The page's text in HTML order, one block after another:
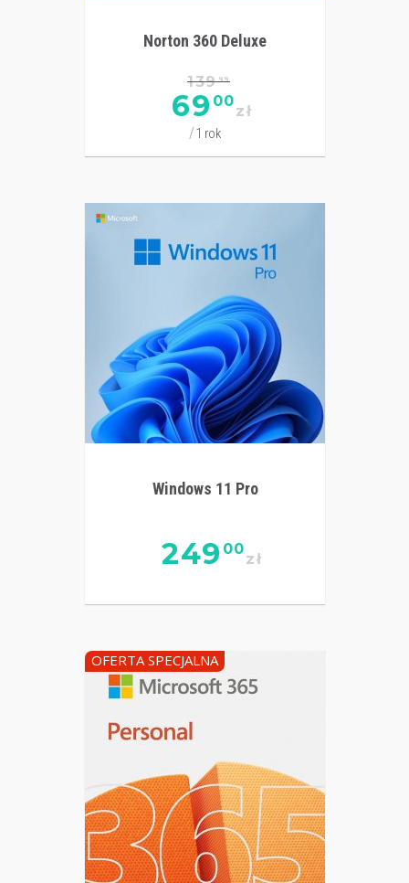
Norton 360 Deluxe
13999
69 00
zł
1 rok
Windows 11 Pro
249 00
zł
OFERTA SPECJALNA